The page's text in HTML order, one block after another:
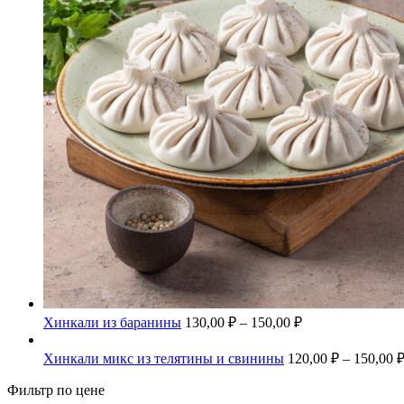
Хинкали из баранины 130,00 ₽ – 150,00 ₽
Хинкали микс из телятины и свинины 120,00 ₽ – 150,00 ₽
Фильтр по цене